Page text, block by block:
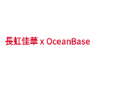
長虹佳華 xOceanBase